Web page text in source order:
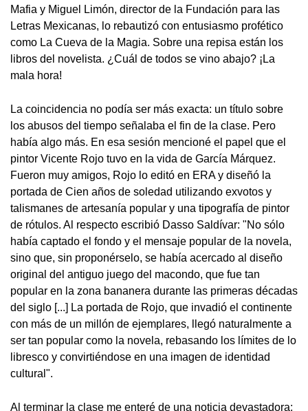
Mafia y Miguel Limón, director de la Fundación para las
Letras Mexicanas, lo rebautizó con entusiasmo profético
como La Cueva de la Magia. Sobre una repisa están los
libros del novelista. ¿Cuál de todos se vino abajo? ¡La
mala hora!
La coincidencia no podía ser más exacta: un título sobre
los abusos del tiempo señalaba el fin de la clase. Pero
había algo más. En esa sesión mencioné el papel que el
pintor Vicente Rojo tuvo en la vida de García Márquez.
Fueron muy amigos, Rojo lo editó en ERA y diseñó la
portada de Cien años de soledad utilizando exvotos y
talismanes de artesanía popular y una tipografía de pintor
de rótulos. Al respecto escribió Dasso Saldívar: "No sólo
había captado el fondo y el mensaje popular de la novela,
sino que, sin proponérselo, se había acercado al diseño
original del antiguo juego del macondo, que fue tan
popular en la zona bananera durante las primeras décadas
del siglo [...] La portada de Rojo, que invadió el continente
con más de un millón de ejemplares, llegó naturalmente a
ser tan popular como la novela, rebasando los límites de lo
libresco y convirtiéndose en una imagen de identidad
cultural".
Al terminar la clase me enteré de una noticia devastadora: